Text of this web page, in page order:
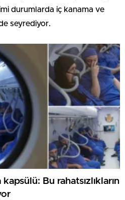
durumlarda iç kanama ve
seyrediyor.
Bu rahatsızlıkların